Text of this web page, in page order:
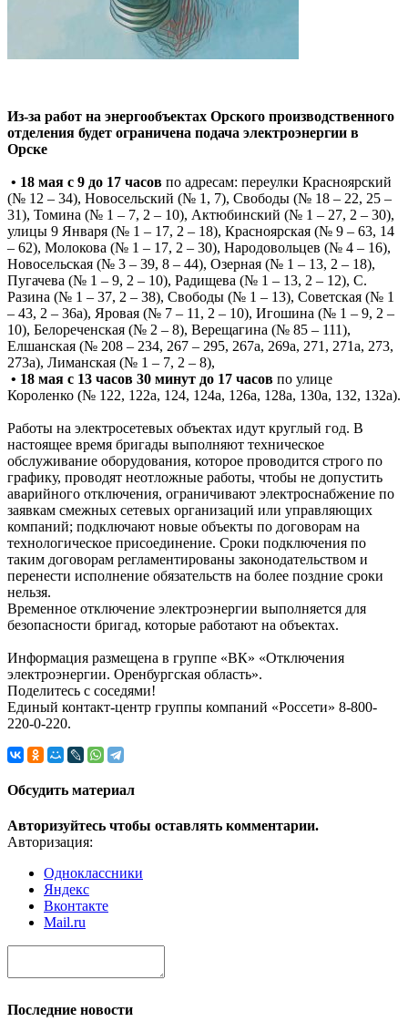
Из-за работ на энергообъектах Орского производственного
отделения будет ограничена подача электроэнергии в
Орске
• 18 мая с 9 до 17 часов по адресам: переулки Красноярский
(№ 12 – 34), Новосельский (№ 1, 7), Свободы (№ 18 – 22, 25 –
31), Томина (№ 1 – 7, 2 – 10), Актюбинский (№ 1 – 27, 2 – 30),
улицы 9 Января (№ 1 – 17, 2 – 18), Красноярская (№ 9 – 63, 14
– 62), Молокова (№ 1 – 17, 2 – 30), Народовольцев (№ 4 – 16),
Новосельская (№ 3 – 39, 8 – 44), Озерная (№ 1 – 13, 2 – 18),
Пугачева (№ 1 – 9, 2 – 10), Радищева (№ 1 – 13, 2 – 12), С.
Разина (№ 1 – 37, 2 – 38), Свободы (№ 1 – 13), Советская (№ 1
– 43, 2 – 36а), Яровая (№ 7 – 11, 2 – 10), Игошина (№ 1 – 9, 2 –
10), Белореченская (№ 2 – 8), Верещагина (№ 85 – 111),
Елшанская (№ 208 – 234, 267 – 295, 267а, 269а, 271, 271а, 273,
273а), Лиманская (№ 1 – 7, 2 – 8),
• 18 мая с 13 часов 30 минут до 17 часов по улице
Короленко (№ 122, 122а, 124, 124а, 126а, 128а, 130а, 132, 132а).
Работы на электросетевых объектах идут круглый год. В
настоящее время бригады выполняют техническое
обслуживание оборудования, которое проводится строго по
графику, проводят неотложные работы, чтобы не допустить
аварийного отключения, ограничивают электроснабжение по
заявкам смежных сетевых организаций или управляющих
компаний; подключают новые объекты по договорам на
технологическое присоединение. Сроки подключения по
таким договорам регламентированы законодательством и
перенести исполнение обязательств на более поздние сроки
нельзя.
Временное отключение электроэнергии выполняется для
безопасности бригад, которые работают на объектах.
Информация размещена в группе «ВК» «Отключения
электроэнергии. Оренбургская область».
Поделитесь с соседями!
Единый контакт-центр группы компаний «Россети» 8-800-
220-0-220.
Обсудить материал
Авторизуйтесь чтобы оставлять комментарии.
Авторизация:
Одноклассники
Яндекс
Вконтакте
Mail.ru
Последние новости